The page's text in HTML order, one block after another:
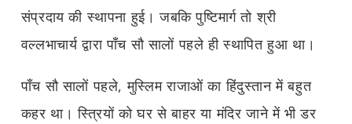
संप्रदाय की स्थापना हुई। जबकि पुष्टिमार्ग तो श्री
वल्लभाचार्य द्वारा पाँच सौ सालों पहले ही स्थापित हुआ था।
पाँच सौ सालों पहले, मुस्लिम राजाओं का हिंदुस्तान में बहुत
कहर था। स्त्रियों को घर से बाहर या मंदिर जाने में भी डर